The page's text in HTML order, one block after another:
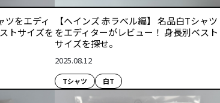
ツをエディ
トサイズを
【ヘインズ 赤ラベル編】 名品白Tシャツ
をエディターがレビュー！ 身長別ベスト
サイズを探せ。
2025.08.12
Tシャツ 白T